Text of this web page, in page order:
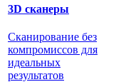
3D сканеры
Сканирование без
компромиссов для
идеальных
результатов